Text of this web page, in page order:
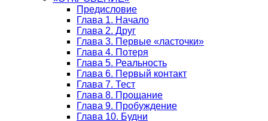
Предисловие
Глава 1. Начало
Глава 2. Друг
Глава 3. Первые «ласточки»
Глава 4. Потеря
Глава 5. Реальность
Глава 6. Первый контакт
Глава 7. Тест
Глава 8. Прощание
Глава 9. Пробуждение
Глава 10. Будни